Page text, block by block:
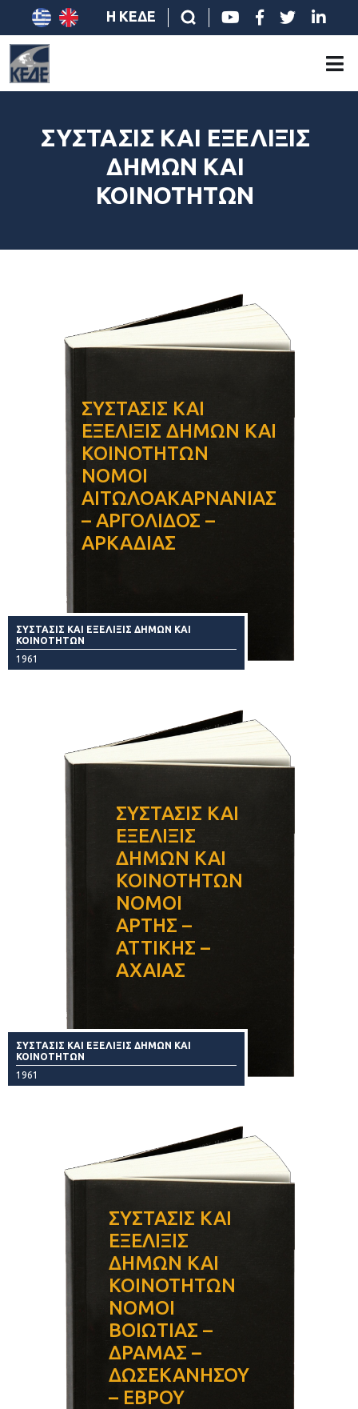
Η ΚΕΔΕ
ΣΥΣΤΑΣΙΣ ΚΑΙ ΕΞΕΛΙΞΙΣ
ΔΗΜΩΝ ΚΑΙ
ΚΟΙΝΟΤΗΤΩΝ
ΣΥΣΤΑΣΙΣ ΚΑΙ ΕΞΕΛΙΞΙΣ ΔΗΜΩΝ ΚΑΙ
ΚΟΙΝΟΤΗΤΩΝ
1961
ΣΥΣΤΑΣΙΣ ΚΑΙ
ΕΞΕΛΙΞΙΣ ΔΗΜΩΝ ΚΑΙ
ΚΟΙΝΟΤΗΤΩΝ
ΝΟΜΟΙ
ΑΙΤΩΛΟΑΚΑΡΝΑΝΙΑΣ
– ΑΡΓΟΛΙΔΟΣ –
ΑΡΚΑΔΙΑΣ
ΣΥΣΤΑΣΙΣ ΚΑΙ ΕΞΕΛΙΞΙΣ ΔΗΜΩΝ ΚΑΙ
ΚΟΙΝΟΤΗΤΩΝ
1961
ΣΥΣΤΑΣΙΣ ΚΑΙ
ΕΞΕΛΙΞΙΣ
ΔΗΜΩΝ ΚΑΙ
ΚΟΙΝΟΤΗΤΩΝ
ΝΟΜΟΙ
ΑΡΤΗΣ –
ΑΤΤΙΚΗΣ –
ΑΧΑΙΑΣ
ΣΥΣΤΑΣΙΣ ΚΑΙ
ΕΞΕΛΙΞΙΣ
ΔΗΜΩΝ ΚΑΙ
ΚΟΙΝΟΤΗΤΩΝ
ΝΟΜΟΙ
ΒΟΙΩΤΙΑΣ –
ΔΡΑΜΑΣ –
ΔΩΣΕΚΑΝΗΣΟΥ
– ΕΒΡΟΥ